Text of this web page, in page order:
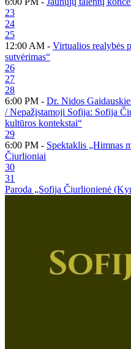
23
24
25
12:00 AM - Virtualios realybės
sutvėrimas“
26
27
28
6:00 PM - Dr. Nidos
/ Nepažįstamoji Sofija: Sofija
kultūros kontekstai“
29
6:00 PM - Spektaklis „Himnas
Čiurlioniai
30
31
Paroda „Sofija Čiurlionienė